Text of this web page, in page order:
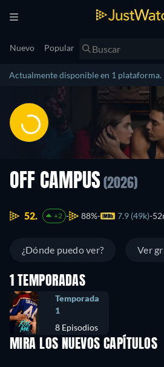
Nuevo Popular
Actualmente disponible en 1 plataforma.
OFF CAMPUS (2026)
52. +2 88% 7.9 (49k)
¿Dónde puedo ver? Ver
1 TEMPORADAS
Temporada
1
8 Episodios
MIRA LOS NUEVOS CAPÍTULOS